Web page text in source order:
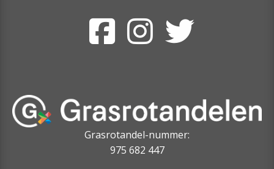
Grasrotandel-nummer:
975 682 447